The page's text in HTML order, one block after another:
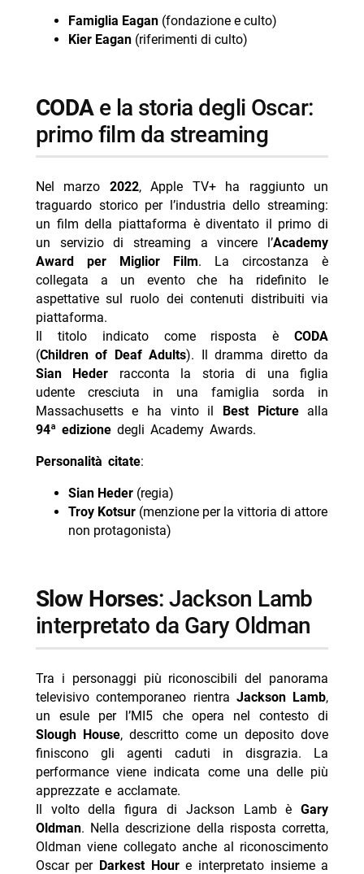
Famiglia Eagan(fondazione e culto)
Kier Eagan(riferimenti di culto)
CODAe la storia degli Oscar:
primo film da streaming
Nel marzo 2022, Apple TV+ ha raggiunto un
traguardo storico per l’industria dello streaming:
un film della piattaforma è diventato il primo di
un servizio di streaming a vincere l’Academy
Award per Miglior Film. La circostanza è
collegata a un evento che ha ridefinito le
aspettative sul ruolo dei contenuti distribuiti via
piattaforma.
Il titolo indicato come risposta èCODA
(Children of Deaf Adults). Il dramma diretto da
Sian Heder racconta la storia di una figlia
udente cresciuta in una famiglia sorda in
Massachusetts e ha vinto il
Best Picturealla
94ª edizionedegli Academy Awards.
Personalità citate:
Sian Heder(regia)
Troy Kotsur(menzione per la vittoria di attore
non protagonista)
Slow Horses: Jackson Lamb
interpretato da Gary Oldman
Tra i personaggi più riconoscibili del panorama
televisivo contemporaneo rientra Jackson Lamb,
un esule per l’MI5 che opera nel contesto di
Slough House, descritto come un deposito dove
finiscono gli agenti caduti in disgrazia. La
performance viene indicata come una delle più
apprezzate e acclamate.
Il volto della figura di Jackson Lamb èGary
Oldman. Nella descrizione della risposta corretta,
Oldman viene collegato anche al riconoscimento
Oscar per Darkest Houre interpretato insieme a